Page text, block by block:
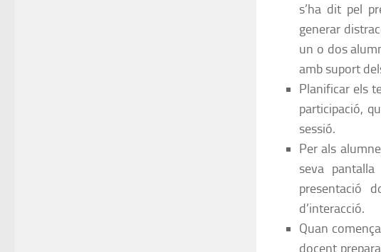
s’ha dit pel
generar
un o dos
amb suport
Planificar els
participació,
sessió.
Per als
seva
presentació
d’interacció.
Quan
docent